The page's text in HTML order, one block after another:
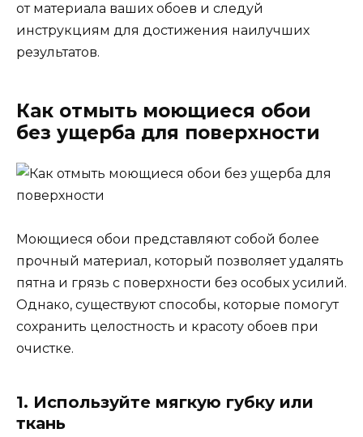
от материала ваших обоев и следуй
инструкциям для достижения наилучших
результатов.
Как отмыть моющиеся обои
без ущерба для поверхности
Моющиеся обои представляют собой более
прочный материал, который позволяет удалять
пятна и грязь с поверхности без особых усилий.
Однако, существуют способы, которые помогут
сохранить целостность и красоту обоев при
очистке.
1. Используйте мягкую губку или
ткань